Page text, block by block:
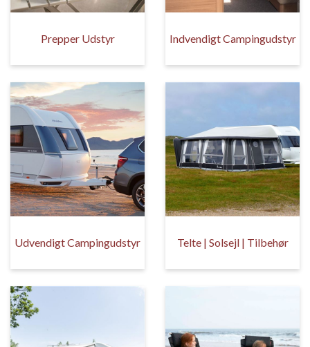
Prepper Udstyr Indvendigt Campingudstyr
Udvendigt Campingudstyr Telte | Solsejl | Tilbehør